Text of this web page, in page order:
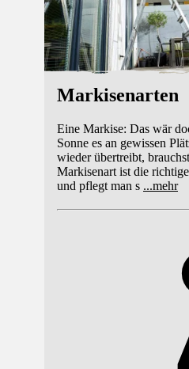
Markisenarten
Eine Markise: Das wär
Sonne es an gewissen
wieder übertreibt,
Markisenart ist die
und pflegt man s ...mehr